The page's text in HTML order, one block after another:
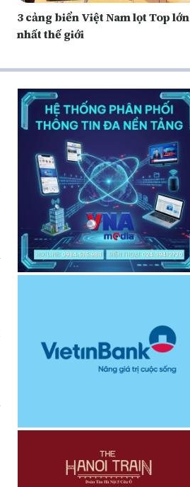
3 cảng biển Việt Nam lọt Top lớn
nhất thế giới